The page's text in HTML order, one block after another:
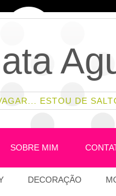
ESTOU DE
SOBRE MIM
DECORAÇÃO